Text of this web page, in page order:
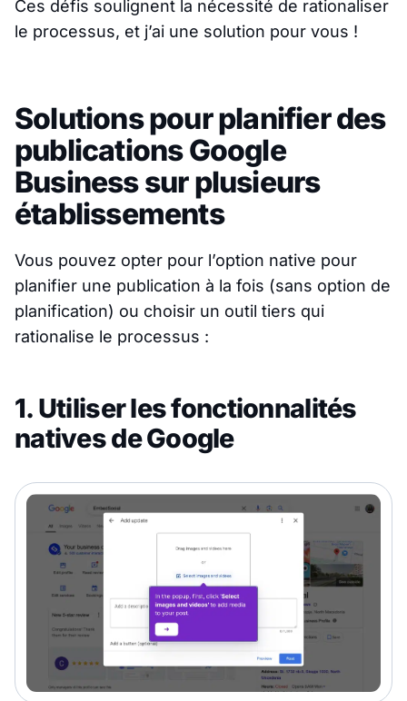
Ces défis soulignent la nécessité de rationaliser
le processus, et j’ai une solution pour vous !
Solutions pour planifier des
publications Google
Business sur plusieurs
établissements
Vous pouvez opter pour l’option native pour
planifier une publication à la fois (sans option de
planification) ou choisir un outil tiers qui
rationalise le processus :
1. Utiliser les fonctionnalités
natives de Google